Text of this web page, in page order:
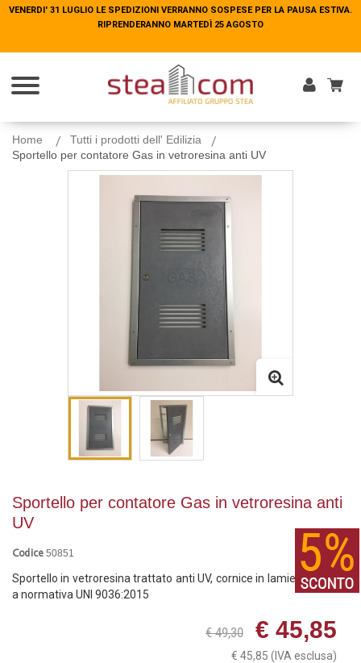
VENERDI' 31 LUGLIO LE SPEDIZIONI VERRANNO SOSPESE PER LA PAUSA ESTIVA.
RIPRENDERANNO MARTEDÌ 25 AGOSTO
Home
Tutti i prodotti dell' Edilizia
Sportello per contatore Gas in vetroresina anti UV
Sportello per contatore Gas in vetroresina anti
UV
Codice 50851
Sportello in vetroresina trattato anti UV, cornice in lamiera zincata,
a normativa UNI 9036:2015
€ 45,85
€ 49,30
€ 45,85 (IVA esclusa)
VENERDI' 31 LUGLIO LE SPEDIZIONI VERRANNO SOSPESE PER LA PAUSA ESTIVA.
RIPRENDERANNO MARTEDÌ 25 AGOSTO